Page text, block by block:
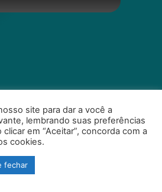
site para dar a você a
lembrando suas preferências
em “Aceitar”, concorda com a
cookies.
fechar